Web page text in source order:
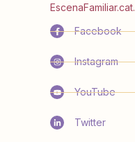
EscenaFamiliar.cat.
Facebook
Instagram
YouTube
Twitter